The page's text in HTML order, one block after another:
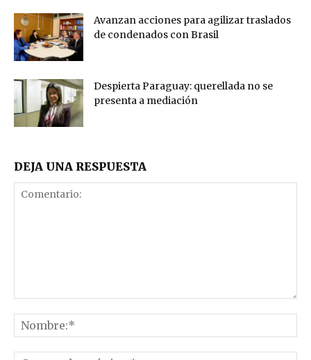
Avanzan acciones para agilizar traslados
de condenados con Brasil
Despierta Paraguay: querellada no se
presenta a mediación
DEJA UNA RESPUESTA